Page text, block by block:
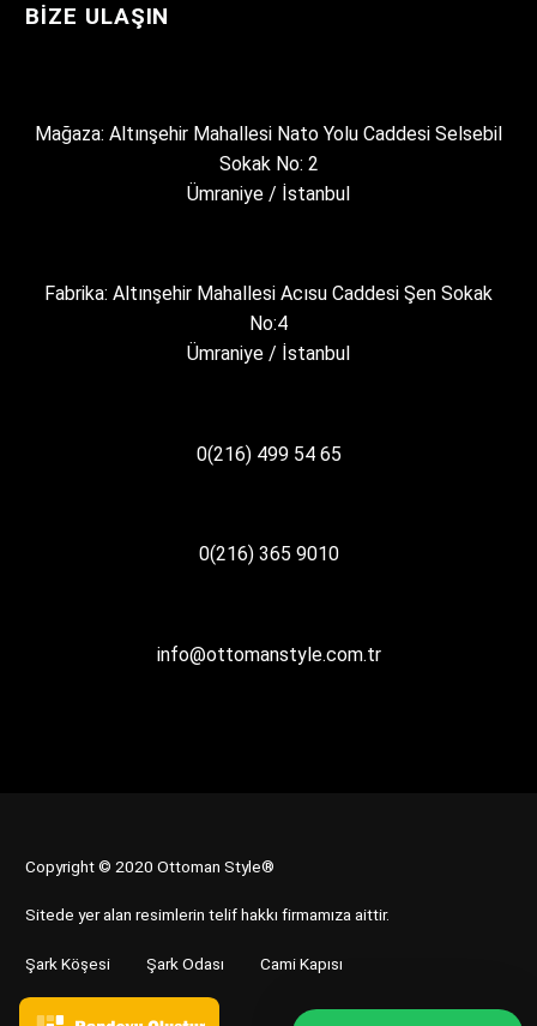
BIZE ULAŞIN
Mağaza: Altınşehir Mahallesi Nato Yolu Caddesi Selsebil
Sokak No: 2
Ümraniye / İstanbul
Fabrika: Altınşehir Mahallesi Acısu Caddesi Şen Sokak
No:4
Ümraniye / İstanbul
0(216) 499 54 65
0(216) 365 9010
info@ottomanstyle.com.tr
Copyright © 2020 Ottoman Style®
Sitede yer alan resimlerin telif hakkı firmamıza aittir.
Şark Köşesi Şark Odası Cami Kapısı